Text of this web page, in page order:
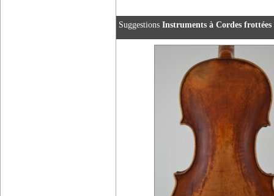
Suggestions Instruments à Cordes frottées